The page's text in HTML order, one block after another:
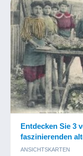
Entdecken Sie 3
faszinierenden
ANSICHTSKARTEN